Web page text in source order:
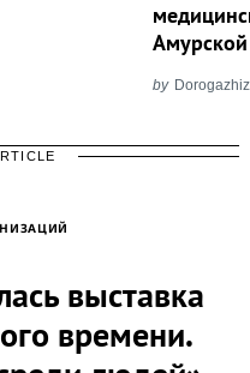
by
выставка
времени.